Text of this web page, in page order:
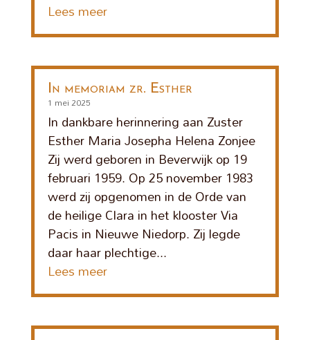
Lees meer
In memoriam zr. Esther
1 mei 2025
In dankbare herinnering aan Zuster
Esther Maria Josepha Helena Zonjee
Zij werd geboren in Beverwijk op 19
februari 1959. Op 25 november 1983
werd zij opgenomen in de Orde van
de heilige Clara in het klooster Via
Pacis in Nieuwe Niedorp. Zij legde
daar haar plechtige...
Lees meer